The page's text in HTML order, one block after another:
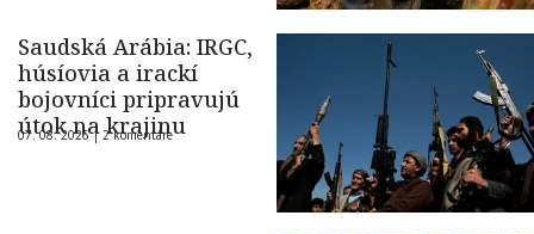
Saudská Arábia: IRGC,
húsíovia a irackí
bojovníci pripravujú
útok na krajinu
07. 08. 2026 |2 komentáre